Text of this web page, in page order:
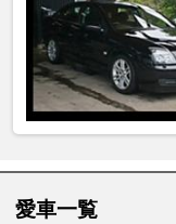
愛車一覧